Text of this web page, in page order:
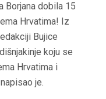
Borjana dobila 15
Hrvatima! Iz
Bujice
koju se
Hrvatima i
je.